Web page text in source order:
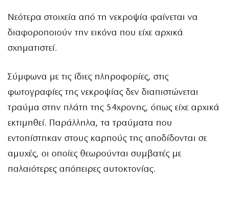
Νεότερα στοιχεία από τη νεκροψία φαίνεται να
διαφοροποιούν την εικόνα που είχε αρχικά
σχηματιστεί.
Σύμφωνα με τις ίδιες πληροφορίες, στις
φωτογραφίες της νεκροψίας δεν διαπιστώνεται
τραύμα στην πλάτη της 54χρονης, όπως είχε αρχικά
εκτιμηθεί. Παράλληλα, τα τραύματα που
εντοπίστηκαν στους καρπούς της αποδίδονται σε
αμυχές, οι οποίες θεωρούνται συμβατές με
παλαιότερες απόπειρες αυτοκτονίας.